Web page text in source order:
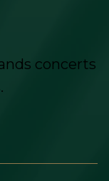
concerts